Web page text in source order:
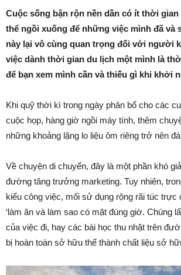
Cuộc sống bận rộn nền dần có ít thời
thể ngồi xuống để những việc mình đã và
này lại vô cùng quan trọng đối với người
việc dành thời gian du lịch một mình là
để bạn xem mình cần và thiếu gì khi khởi
Khi quỹ thời kì trong ngày phân bổ cho các
cuộc họp, hàng giờ ngồi máy tính, thêm
những khoảng lặng lo liệu ôm riêng trở nên
Về chuyện di chuyển, đây là một phần khó
đường tăng trưởng marketing. Tuy nhiên,
kiểu công việc, mối sử dụng rộng rãi túc trực
‘làm ăn và làm sao có mặt đúng giờ. Chúng
của việc đi, hay các bài học thu nhặt trên
bị hoàn toàn sở hữu thể thành chất liệu sở